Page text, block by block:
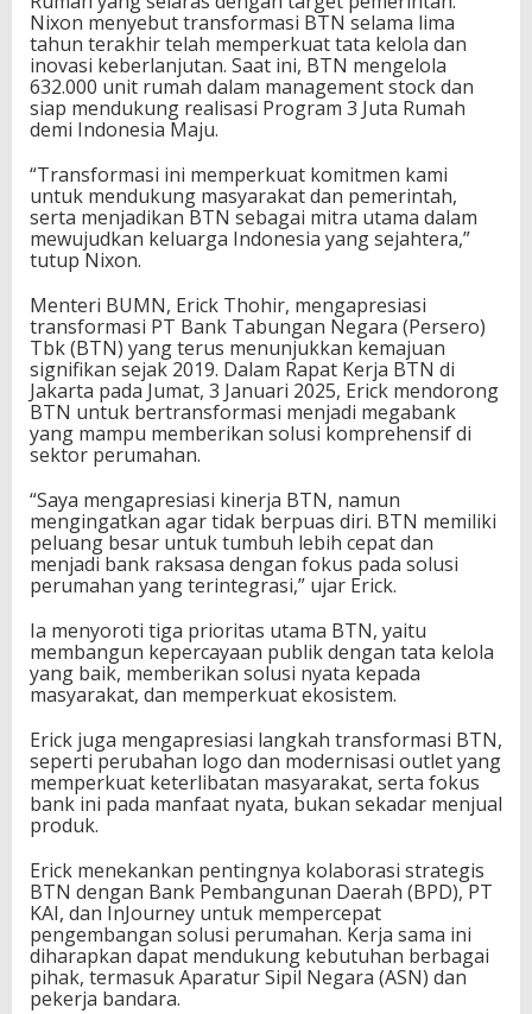
Nixon menyebut transformasi BTN selama lima
tahun terakhir telah memperkuat tata kelola dan
inovasi keberlanjutan. Saat ini, BTN mengelola
632.000 unit rumah dalam management stock dan
siap mendukung realisasi Program 3 Juta Rumah
demi Indonesia Maju.
“Transformasi ini memperkuat komitmen kami
untuk mendukung masyarakat dan pemerintah,
serta menjadikan BTN sebagai mitra utama dalam
mewujudkan keluarga Indonesia yang sejahtera,”
tutup Nixon.
Menteri BUMN, Erick Thohir, mengapresiasi
transformasi PT Bank Tabungan Negara (Persero)
Tbk (BTN) yang terus menunjukkan kemajuan
signifikan sejak 2019. Dalam Rapat Kerja BTN di
Jakarta pada Jumat, 3 Januari 2025, Erick mendorong
BTN untuk bertransformasi menjadi megabank
yang mampu memberikan solusi komprehensif di
sektor perumahan.
“Saya mengapresiasi kinerja BTN, namun
mengingatkan agar tidak berpuas diri. BTN memiliki
peluang besar untuk tumbuh lebih cepat dan
menjadi bank raksasa dengan fokus pada solusi
perumahan yang terintegrasi,” ujar Erick.
Ia menyoroti tiga prioritas utama BTN, yaitu
membangun kepercayaan publik dengan tata kelola
yang baik, memberikan solusi nyata kepada
masyarakat, dan memperkuat ekosistem.
Erick juga mengapresiasi langkah transformasi BTN,
seperti perubahan logo dan modernisasi outlet yang
memperkuat keterlibatan masyarakat, serta fokus
bank ini pada manfaat nyata, bukan sekadar menjual
produk.
Erick menekankan pentingnya kolaborasi strategis
BTN dengan Bank Pembangunan Daerah (BPD), PT
KAI, dan InJourney untuk mempercepat
pengembangan solusi perumahan. Kerja sama ini
diharapkan dapat mendukung kebutuhan berbagai
pihak, termasuk Aparatur Sipil Negara (ASN) dan
pekerja bandara.